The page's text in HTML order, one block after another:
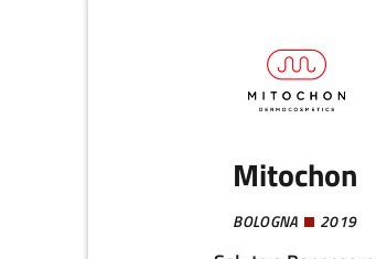
Mitochon
BOLOGNA 2019